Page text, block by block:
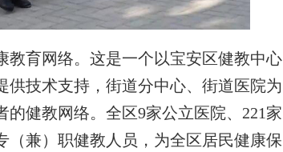
育网络。这是一个以宝安区健教中心
技术支持，街道分中心、街道医院为
健教网络。全区9家公立医院、221家
（兼）职健教人员，为全区居民健康保